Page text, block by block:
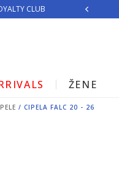
CLUB
24H!
ŽENE
CIPELA FALC 20 - 26